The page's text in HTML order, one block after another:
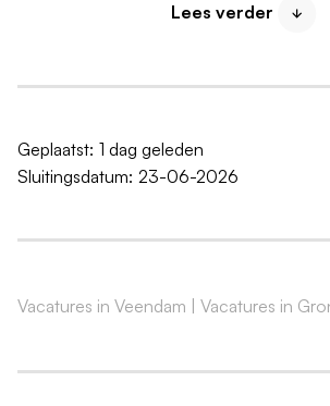
veranderen. Daarbij:
controleer en toets je de
luchtkwaliteitsonderzoeken en
worden toegepast om een zo
leg je emissiegrenswaarden en
Lees verder
Geplaatst: 1 dag geleden
Sluitingsdatum: 23-06-2026
Vacatures in Veendam Vacatures in